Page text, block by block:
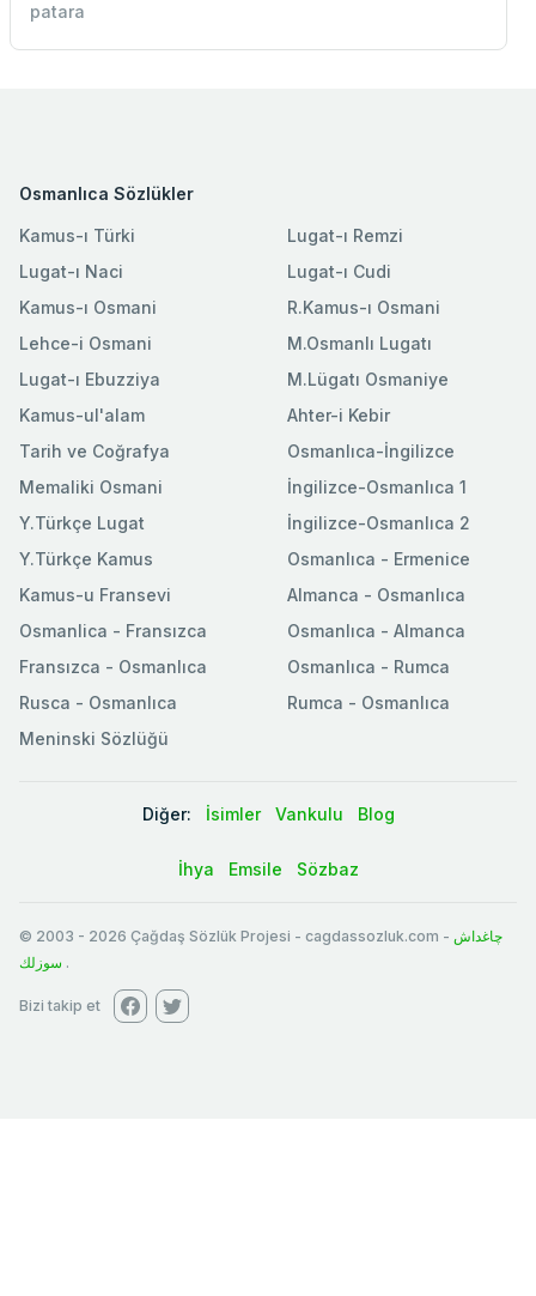
patara
Osmanlıca Sözlükler
Kamus-ı Türki
Lugat-ı Naci
Kamus-ı Osmani
Lehce-i Osmani
Lugat-ı Ebuzziya
Lugat-ı Remzi
Lugat-ı Cudi
R.Kamus-ı Osmani
M.Osmanlı Lugatı
M.Lügatı Osmaniye
Kamus-ul'alam
Tarih ve Coğrafya
Memaliki Osmani
Y.Türkçe Lugat
Y.Türkçe Kamus
Ahter-i Kebir
Osmanlıca-İngilizce
İngilizce-Osmanlıca 1
İngilizce-Osmanlıca 2
Osmanlıca - Ermenice
Kamus-u Fransevi
Osmanlica - Fransızca
Fransızca - Osmanlıca
Rusca - Osmanlıca
Meninski Sözlüğü
Almanca - Osmanlıca
Osmanlıca - Almanca
Osmanlıca - Rumca
Rumca - Osmanlıca
Diğer: İsimler Vankulu Blog
İhya Emsile Sözbaz
© 2003 - 2026 Çağdaş Sözlük Projesi - cagdassozluk.com - چاغداش
سوزلك .
Bizi takip et